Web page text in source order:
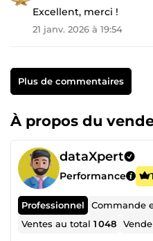
Excellent, merci !
21 janv. 2026 à 19:54
Plus de commentaires
À propos du
dataXpert
Performance
Professionnel Commande
Ventes au total1 048